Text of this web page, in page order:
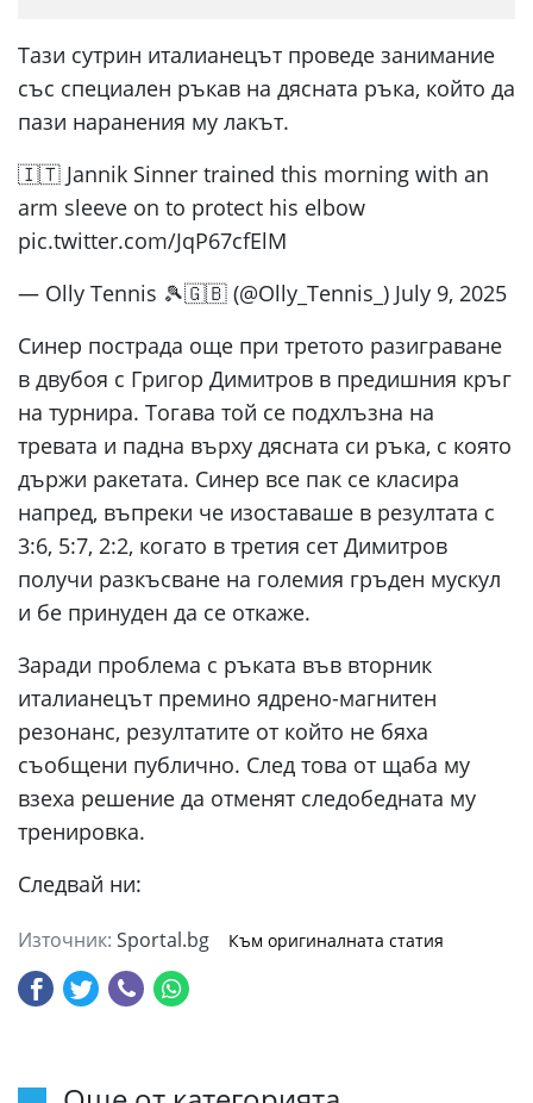
Тази сутрин италианецът проведе занимание
със специален ръкав на дясната ръка, който да
пази наранения му лакът.
🇮🇹 Jannik Sinner trained this morning with an
arm sleeve on to protect his elbow
pic.twitter.com/JqP67cfElM
— Olly Tennis 🎾🇬🇧 (@Olly_Tennis_) July 9, 2025
Синер пострада още при третото разиграване
в двубоя с Григор Димитров в предишния кръг
на турнира. Тогава той се подхлъзна на
тревата и падна върху дясната си ръка, с която
държи ракетата. Синер все пак се класира
напред, въпреки че изоставаше в резултата с
3:6, 5:7, 2:2, когато в третия сет Димитров
получи разкъсване на големия гръден мускул
и бе принуден да се откаже.
Заради проблема с ръката във вторник
италианецът премино ядрено-магнитен
резонанс, резултатите от който не бяха
съобщени публично. След това от щаба му
взеха решение да отменят следобедната му
тренировка.
Следвай ни:
Източник: Sportal.bg Към оригиналната статия